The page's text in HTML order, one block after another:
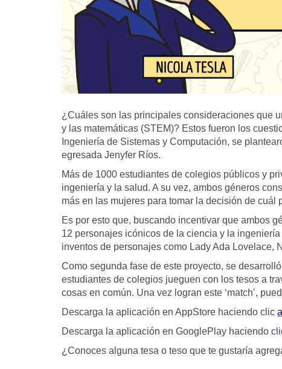
¿Cuáles son las principales consideraciones que
y las matemáticas (STEM)? Estos fueron los
Ingeniería de Sistemas y Computación, se
egresada Jenyfer Ríos.
Más de 1000 estudiantes de colegios públicos y
ingeniería y la salud. A su vez, ambos géneros
más en las mujeres para tomar la decisión de cuál
Es por esto que, buscando incentivar que ambos
12 personajes icónicos de la ciencia y la
inventos de personajes como Lady Ada Lovelace,
Como segunda fase de este proyecto, se
estudiantes de colegios jueguen con los tesos a
cosas en común. Una vez logran este ‘match’,
Descarga la aplicación en AppStore haciendo clic
Descarga la aplicación en GooglePlay haciendo
¿Conoces alguna tesa o teso que te gustaría